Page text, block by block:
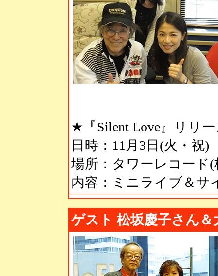
★『Silent Love』リリ
日時：11月3日(火・祝
場所：タワーレコード
内容：ミニライブ＆サ
ゲスト 松坂慶子さん＆